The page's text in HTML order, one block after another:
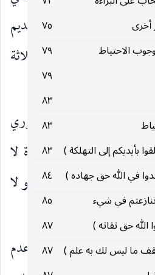
أخرى
٧٥
الاحتياط
٧٩
٧٩
٨٣
٨٣
بأيديكم إلى التهلكة ) ٨٣
في الله حق جهاده )
٨٤
في شيء
٨٥
الله حق تقاته )
٨٧
تقف ما ليس لك به علم ) ٨٧
اجتماع الأمر والنهي وتقديم
يتضح ضمن توضيحات ثلاثة
قالوا ببطلان الوضوء الضرري
وجوبه مع ان القاعدة لا
ملاكه المقتضي للصحة لو لا
بالبطلان لا يعنى عدم